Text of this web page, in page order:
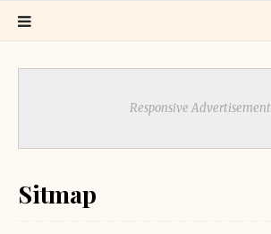
Responsive Advertisement
Sitmap